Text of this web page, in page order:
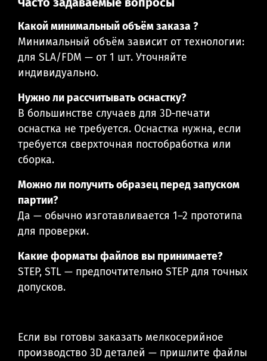
Какой минимальный объём заказа ?
Минимальный объём зависит от технологии:
для SLA/FDM — от 1 шт. Уточняйте
индивидуально.
Нужно ли рассчитывать оснастку?
В большинстве случаев для 3D‑печати
оснастка не требуется. Оснастка нужна, если
требуется сверхточная постобработка или
сборка.
Можно ли получить образец перед запуском
партии?
Да — обычно изготавливается 1–2 прототипа
для проверки.
Какие форматы файлов вы принимаете?
STEP, STL — предпочтительно STEP для точных
допусков.
Если вы готовы заказать мелкосерийное
производство 3D деталей — пришлите файлы